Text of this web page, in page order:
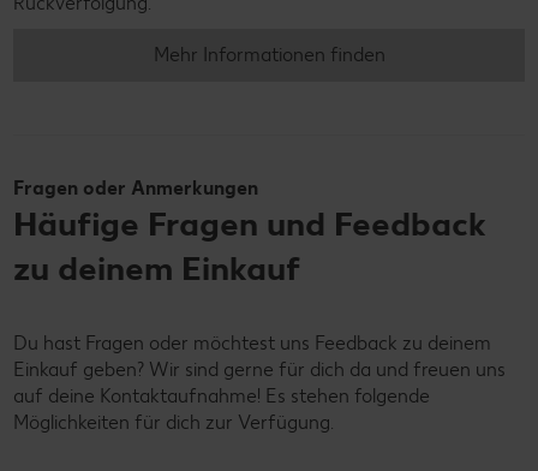
Mehr Informationen finden
Fragen oder Anmerkungen
Häufige Fragen und Feedback
zu deinem Einkauf
Du hast Fragen oder möchtest uns Feedback zu deinem
Einkauf geben? Wir sind gerne für dich da und freuen uns
auf deine Kontaktaufnahme! Es stehen folgende
Möglichkeiten für dich zur Verfügung.